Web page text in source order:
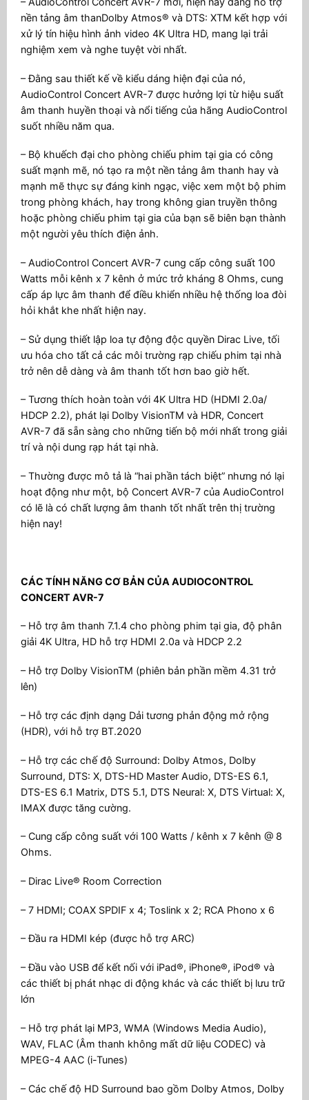
nền tảng âm thanDolby Atmos® và DTS: XTM kết hợp với
xử lý tín hiệu hình ảnh video 4K Ultra HD, mang lại trải
nghiệm xem và nghe tuyệt vời nhất.
– Đằng sau thiết kế về kiểu dáng hiện đại của nó,
AudioControl Concert AVR-7 được hưởng lợi từ hiệu suất
âm thanh huyền thoại và nổi tiếng của hãng AudioControl
suốt nhiều năm qua.
– Bộ khuếch đại cho phòng chiếu phim tại gia có công
suất mạnh mẽ, nó tạo ra một nền tảng âm thanh hay và
mạnh mẽ thực sự đáng kinh ngạc, việc xem một bộ phim
trong phòng khách, hay trong không gian truyền thông
hoặc phòng chiếu phim tại gia của bạn sẽ biên bạn thành
một người yêu thích điện ảnh.
– AudioControl Concert AVR-7 cung cấp công suất 100
Watts mỗi kênh x 7 kênh ở mức trở kháng 8 Ohms, cung
cấp áp lực âm thanh để điều khiển nhiều hệ thống loa đòi
hỏi khắt khe nhất hiện nay.
– Sử dụng thiết lập loa tự động độc quyền Dirac Live, tối
ưu hóa cho tất cả các môi trường rạp chiếu phim tại nhà
trở nên dễ dàng và âm thanh tốt hơn bao giờ hết.
– Tương thích hoàn toàn với 4K Ultra HD (HDMI 2.0a/
HDCP 2.2), phát lại Dolby VisionTM và HDR, Concert
AVR-7 đã sẵn sàng cho những tiến bộ mới nhất trong giải
trí và nội dung rạp hát tại nhà.
– Thường được mô tả là “hai phần tách biệt” nhưng nó lại
hoạt động như một, bộ Concert AVR-7 của AudioControl
có lẽ là có chất lượng âm thanh tốt nhất trên thị trường
hiện nay!
CÁC TÍNH NĂNG CƠ BẢN CỦA AUDIOCONTROL
CONCERT AVR-7
– Hỗ trợ âm thanh 7.1.4 cho phòng phim tại gia, độ phân
giải 4K Ultra, HD hỗ trợ HDMI 2.0a và HDCP 2.2
– Hỗ trợ Dolby VisionTM (phiên bản phần mềm 4.31 trở
lên)
– Hỗ trợ các định dạng Dải tương phản động mở rộng
(HDR), với hỗ trợ BT.2020
– Hỗ trợ các chế độ Surround: Dolby Atmos, Dolby
Surround, DTS: X, DTS-HD Master Audio, DTS-ES 6.1,
DTS-ES 6.1 Matrix, DTS 5.1, DTS Neural: X, DTS Virtual: X,
IMAX được tăng cường.
– Cung cấp công suất với 100 Watts / kênh x 7 kênh @ 8
Ohms.
– Dirac Live® Room Correction
– 7 HDMI; COAX SPDIF x 4; Toslink x 2; RCA Phono x 6
– Đầu ra HDMI kép (được hỗ trợ ARC)
– Đầu vào USB để kết nối với iPad®, iPhone®, iPod® và
các thiết bị phát nhạc di động khác và các thiết bị lưu trữ
lớn
– Hỗ trợ phát lại MP3, WMA (Windows Media Audio),
WAV, FLAC (Âm thanh không mất dữ liệu CODEC) và
MPEG-4 AAC (i-Tunes)
– Các chế độ HD Surround bao gồm Dolby Atmos, Dolby